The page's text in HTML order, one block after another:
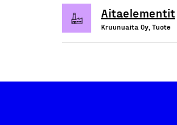
Aitaelementit
Kruunuaita Oy, Tuote